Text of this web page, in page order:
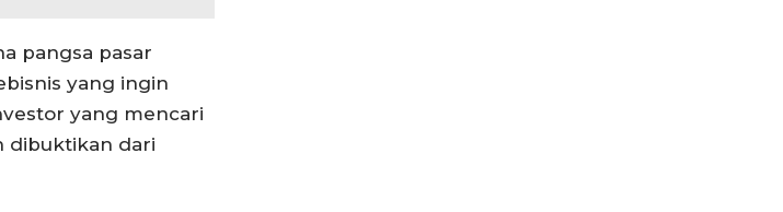
pangsa pasar
yang ingin
yang mencari
dibuktikan dari